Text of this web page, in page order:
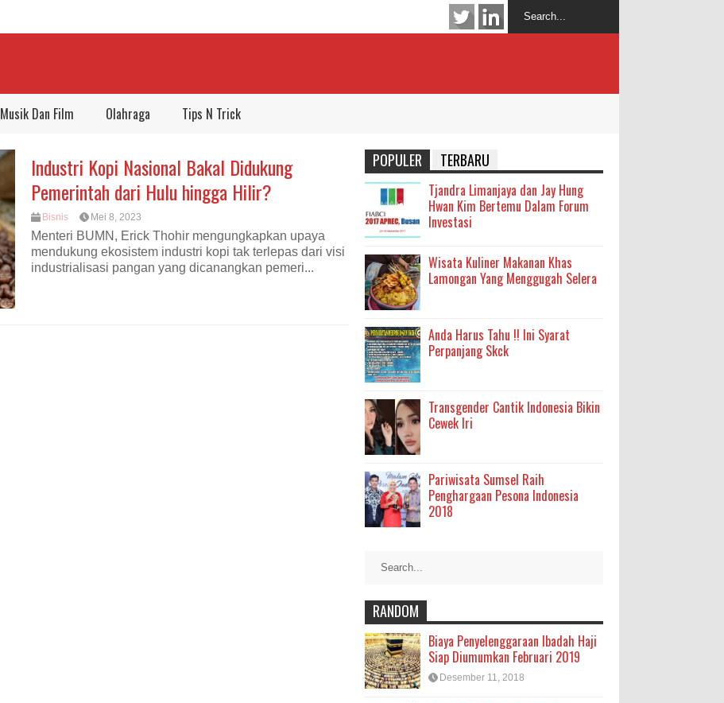
Musik Dan Film Olahraga Tips N Trick
Industri Kopi Nasional Bakal Didukung
Pemerintah dari Hulu hingga Hilir?
Bisnis Mei 8, 2023
Menteri BUMN, Erick Thohir mengungkapkan upaya
mendukung ekosistem industri kopi tak terlepas dari visi
industrialisasi pangan yang dicanangkan pemeri...
POPULER TERBARU
Tjandra Limanjaya dan Jay Hung
Hwan Kim Bertemu Dalam Forum
Investasi
Wisata Kuliner Makanan Khas
Lamongan Yang Menggugah Selera
Anda Harus Tahu !! Ini Syarat
Perpanjang Skck
Transgender Cantik Indonesia Bikin
Cewek Iri
Pariwisata Sumsel Raih
Penghargaan Pesona Indonesia
2018
RANDOM
Biaya Penyelenggaraan Ibadah Haji
Siap Diumumkan Februari 2019
Desember 11, 2018